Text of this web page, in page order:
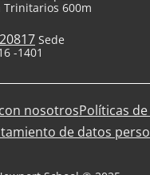
Trinitarios 600m
Sede
-1401
nosotrosPolíticas
de datos